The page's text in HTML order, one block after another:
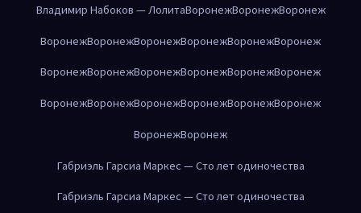
Владимир Набоков — ЛолитаВоронежВоронежВоронеж
ВоронежВоронежВоронежВоронежВоронежВоронеж
ВоронежВоронежВоронежВоронежВоронежВоронеж
ВоронежВоронежВоронежВоронежВоронежВоронеж
ВоронежВоронеж
Габриэль Гарсиа Маркес — Сто лет одиночества
Габриэль Гарсиа Маркес — Сто лет одиночества